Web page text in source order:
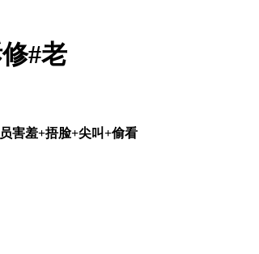
#老
害羞+捂脸+尖叫+偷看